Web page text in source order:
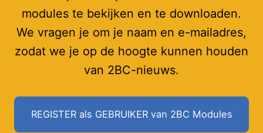
modules te bekijken en te downloaden.
We vragen je om je naam en e-mailadres,
zodat we je op de hoogte kunnen houden
van 2BC-nieuws.
REGISTER als GEBRUIKER van 2BC Modules